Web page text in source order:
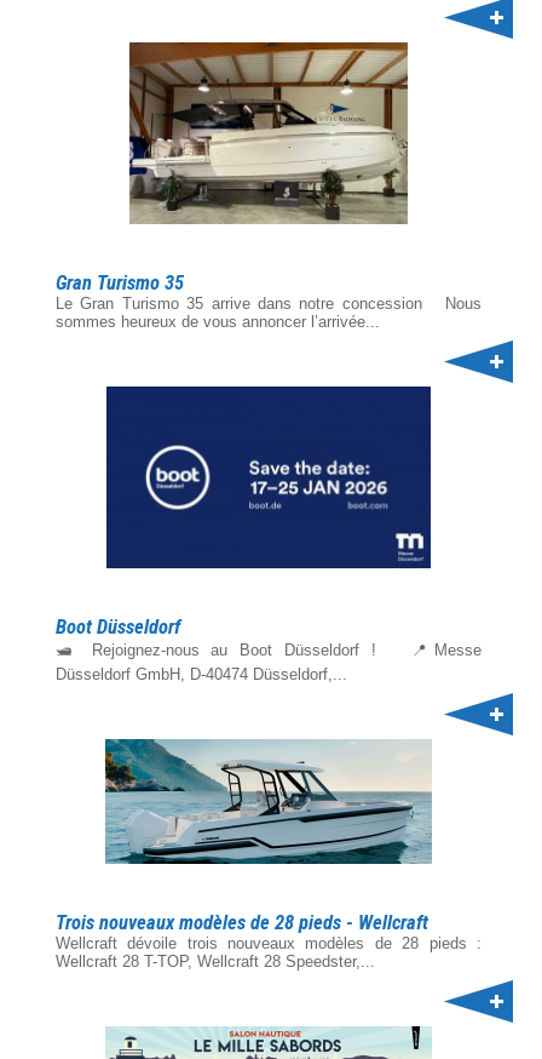
Gran Turismo 35
Le Gran Turismo 35 arrive dans notre concession Nous
sommes heureux de vous annoncer l’arrivée...
Boot Düsseldorf
🛥️ Rejoignez-nous au Boot Düsseldorf ! 📍Messe
Düsseldorf GmbH, D-40474 Düsseldorf,...
Trois nouveaux modèles de 28 pieds - Wellcraft
Wellcraft dévoile trois nouveaux modèles de 28 pieds :
Wellcraft 28 T-TOP, Wellcraft 28 Speedster,...